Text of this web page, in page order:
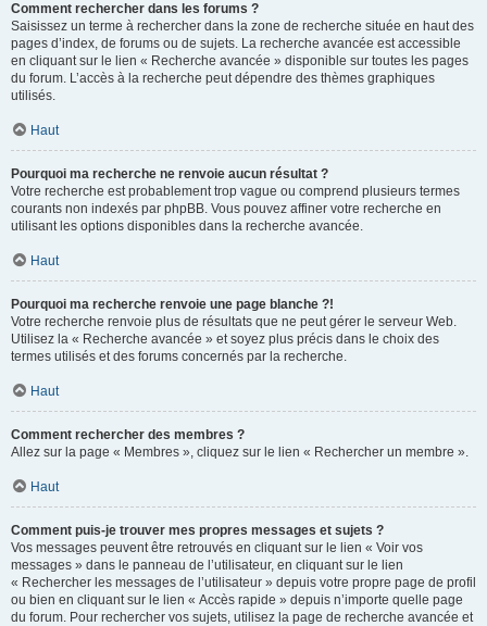
Comment rechercher dans les forums ?
Saisissez un terme à rechercher dans la zone de recherche située en haut des
pages d’index, de forums ou de sujets. La recherche avancée est accessible
en cliquant sur le lien « Recherche avancée » disponible sur toutes les pages
du forum. L’accès à la recherche peut dépendre des thèmes graphiques
utilisés.
Haut
Pourquoi ma recherche ne renvoie aucun résultat ?
Votre recherche est probablement trop vague ou comprend plusieurs termes
courants non indexés par phpBB. Vous pouvez affiner votre recherche en
utilisant les options disponibles dans la recherche avancée.
Haut
Pourquoi ma recherche renvoie une page blanche ?!
Votre recherche renvoie plus de résultats que ne peut gérer le serveur Web.
Utilisez la « Recherche avancée » et soyez plus précis dans le choix des
termes utilisés et des forums concernés par la recherche.
Haut
Comment rechercher des membres ?
Allez sur la page « Membres », cliquez sur le lien « Rechercher un membre ».
Haut
Comment puis-je trouver mes propres messages et sujets ?
Vos messages peuvent être retrouvés en cliquant sur le lien « Voir vos
messages » dans le panneau de l’utilisateur, en cliquant sur le lien
« Rechercher les messages de l’utilisateur » depuis votre propre page de profil
ou bien en cliquant sur le lien « Accès rapide » depuis n’importe quelle page
du forum. Pour rechercher vos sujets, utilisez la page de recherche avancée et